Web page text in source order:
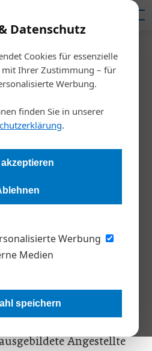
Datenschutz
Cookies für essenzielle
mit Ihrer Zustimmung – für
Werbung.
finden Sie in unserer
.
Werbung
Medien
speichern
/Ausbildung
Weiterbildung
lernen
15.02.2022, 11:00 Uhr
Digitalisierung obsolet. Grund
Wirtschaftsverlag, eine
erklärt der
Wissen sinkt von Jahr
der Bedarf,
Angestellte